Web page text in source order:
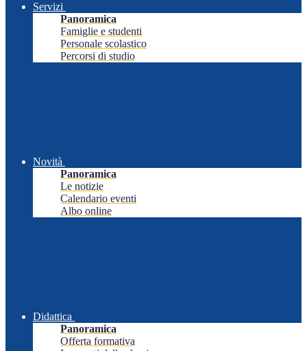
Servizi
Panoramica
Famiglie e studenti
Personale scolastico
Percorsi di studio
Novità
Panoramica
Le notizie
Calendario eventi
Albo online
Didattica
Panoramica
Offerta formativa